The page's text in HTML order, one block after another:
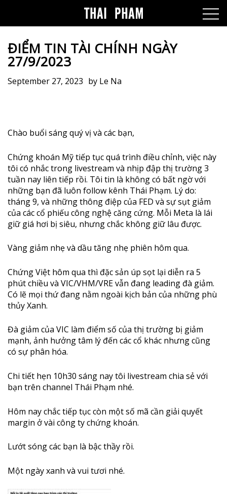
ĐIỂM TIN TÀI CHÍNH NGÀY
27/9/2023
September 27, 2023 by Le Na
Chào buổi sáng quý vị và các bạn,
Chứng khoán Mỹ tiếp tục quá trình điều chỉnh, việc này
tôi có nhắc trong livestream và nhịp đập thị trường 3
tuần nay liên tiếp rồi. Tôi tin là không có bất ngờ với
những bạn đã luôn follow kênh Thái Phạm. Lý do:
tháng 9, và những thông điệp của FED và sự sụt giảm
của các cổ phiếu công nghệ căng cứng. Mỗi Meta là lái
giữ giá hơi bị siêu, nhưng chắc không giữ lâu được.
Vàng giảm nhẹ và dầu tăng nhẹ phiên hôm qua.
Chứng Việt hôm qua thì đặc sản úp sọt lại diễn ra 5
phút chiều và VIC/VHM/VRE vẫn đang leading đà giảm.
Có lẽ mọi thứ đang nằm ngoài kịch bản của những phù
thủy Xanh.
Đà giảm của VIC làm điểm số của thị trường bị giảm
mạnh, ảnh hưởng tâm lý đến các cổ khác nhưng cũng
có sự phân hóa.
Chi tiết hẹn 10h30 sáng nay tôi livestream chia sẻ với
bạn trên channel Thái Phạm nhé.
Hôm nay chắc tiếp tục còn một số mã cần giải quyết
margin ở vài công ty chứng khoán.
Lướt sóng các bạn là bậc thầy rồi.
Một ngày xanh và vui tươi nhé.